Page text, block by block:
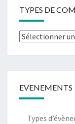
TYPES DE
EVENEMENTS
Types